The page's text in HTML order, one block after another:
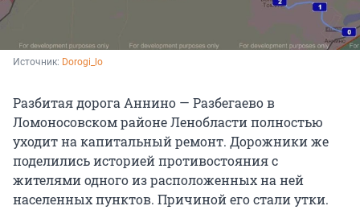
Источник: Dorogi_lo
Разбитая дорога Аннино — Разбегаево в
Ломоносовском районе Ленобласти полностью
уходит на капитальный ремонт. Дорожники же
поделились историей противостояния с
жителями одного из расположенных на ней
населенных пунктов. Причиной его стали утки.